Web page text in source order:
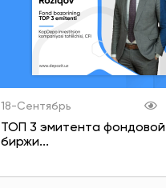
18-Сентябрь
ТОП 3 эмитента фондовой
биржи...